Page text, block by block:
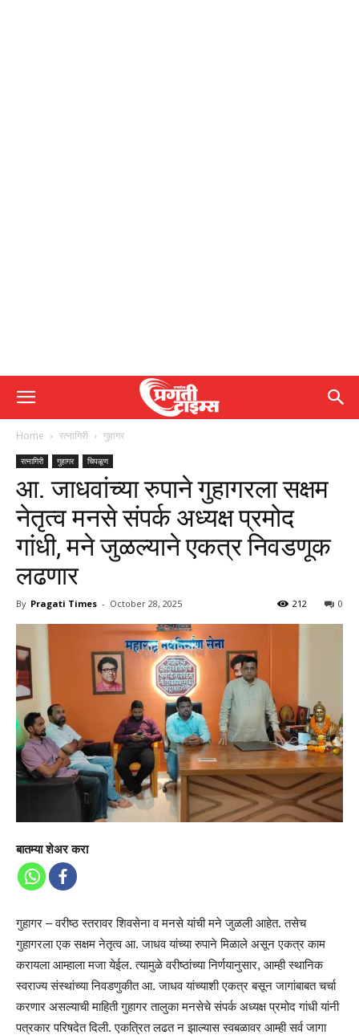
Home रत्नागिरी गुहागर
रत्नागिरी गुहागर चिपळूण
आ. जाधवांच्या रुपाने गुहागरला सक्षम
नेतृत्व मनसे संपर्क अध्यक्ष प्रमोद
गांधी, मने जुळल्याने एकत्र निवडणूक
लढणार
By Pragati Times - October 28, 2025 0
212
बातम्या शेअर करा
गुहागर – वरीष्ठ स्तरावर शिवसेना व मनसे यांची मने जुळली आहेत. तसेच
गुहागरला एक सक्षम नेतृत्व आ. जाधव यांच्या रुपाने मिळाले असून एकत्र काम
करायला आम्हाला मजा येईल. त्यामुळे वरीष्ठांच्या निर्णयानुसार, आम्ही स्थानिक
स्वराज्य संस्थांच्या निवडणुकीत आ. जाधव यांच्याशी एकत्र बसून जागांबाबत चर्चा
करणार असल्याची माहिती गुहागर तालुका मनसेचे संपर्क अध्यक्ष प्रमोद गांधी यांनी
पत्रकार परिषदेत दिली. एकत्रित लढत न झाल्यास स्वबळावर आम्ही सर्व जागा